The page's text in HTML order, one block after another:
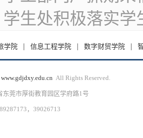
学生处积极落实学
学院 信息工程学院 数字财贸学院
www.gdjdxy.edu.cn All Rights Reserved.
东莞市厚街教育园区学府路1号
，39026713